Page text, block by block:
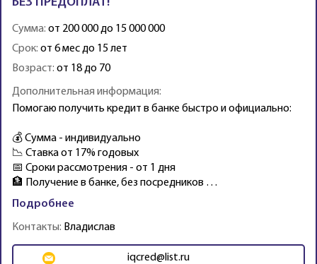
Сумма: от 200 000 до 15 000 000
Срок: от 6 мес до 15 лет
Возраст: от 18 до 70
Дополнительная информация:
Помогаю получить кредит в банке быстро и официально:
💰 Сумма - индивидуально
📉 Ставка от 17% годовых
📅 Сроки рассмотрения - от 1 дня
🏦 Получение в банке, без посредников …
Подробнее
Контакты: Владислав
iqcred@list.ru